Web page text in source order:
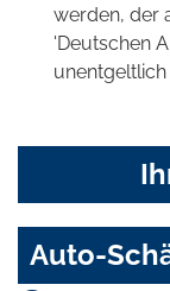
werden, der
'Deutschen
Auto-